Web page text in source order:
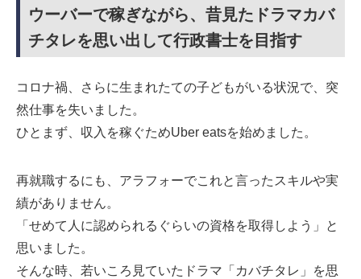
ウーバーで稼ぎながら、昔見たドラマカバ
チタレを思い出して行政書士を目指す
コロナ禍、さらに生まれたての子どもがいる状況で、突
然仕事を失いました。
ひとまず、収入を稼ぐためUber eatsを始めました。
再就職するにも、アラフォーでこれと言ったスキルや実
績がありません。
「せめて人に認められるぐらいの資格を取得しよう」と
思いました。
そんな時、若いころ見ていたドラマ「カバチタレ」を思